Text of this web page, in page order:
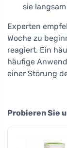
sie
Experten
Woche zu
reagiert. Ein
häufige
einer Störung
Probieren Sie